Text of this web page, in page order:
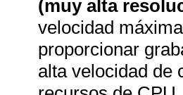
(muy alta
velocidad
proporcionar
alta velocidad de